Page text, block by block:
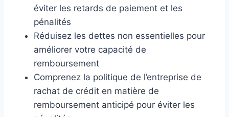
éviter les retards de paiement et les
pénalités
Réduisez les dettes non essentielles pour
améliorer votre capacité de
remboursement
Comprenez la politique de l’entreprise de
rachat de crédit en matière de
remboursement anticipé pour éviter les